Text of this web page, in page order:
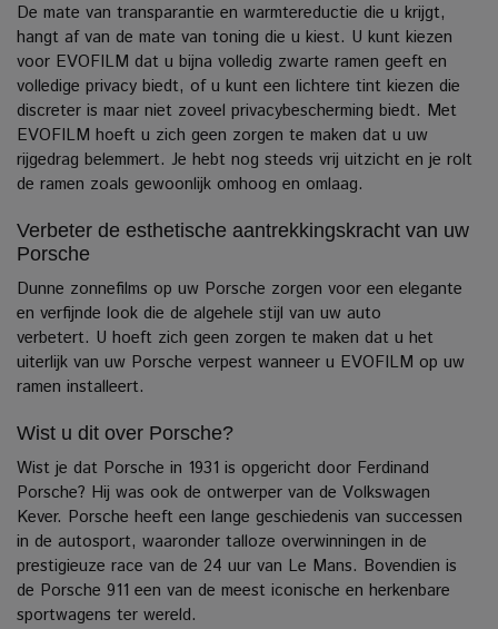
De mate van transparantie en warmtereductie die u krijgt,
hangt af van de mate van toning die u kiest. U kunt kiezen
voor EVOFILM dat u bijna volledig zwarte ramen geeft en
volledige privacy biedt, of u kunt een lichtere tint kiezen die
discreter is maar niet zoveel privacybescherming biedt. Met
EVOFILM hoeft u zich geen zorgen te maken dat u uw
rijgedrag belemmert. Je hebt nog steeds vrij uitzicht en je rolt
de ramen zoals gewoonlijk omhoog en omlaag.
Verbeter de esthetische aantrekkingskracht van uw
Porsche
Dunne zonnefilms op uw Porsche zorgen voor een elegante
en verfijnde look die de algehele stijl van uw auto
verbetert. U hoeft zich geen zorgen te maken dat u het
uiterlijk van uw Porsche verpest wanneer u EVOFILM op uw
ramen installeert.
Wist u dit over Porsche?
Wist je dat Porsche in 1931 is opgericht door Ferdinand
Porsche? Hij was ook de ontwerper van de Volkswagen
Kever. Porsche heeft een lange geschiedenis van successen
in de autosport, waaronder talloze overwinningen in de
prestigieuze race van de 24 uur van Le Mans. Bovendien is
de Porsche 911 een van de meest iconische en herkenbare
sportwagens ter wereld.